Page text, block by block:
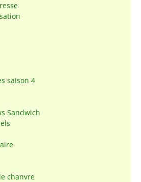
saison 4
Sandwich
chanvre